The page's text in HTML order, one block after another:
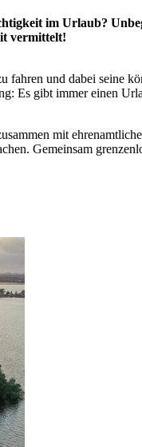
im Urlaub?
vermittelt!
fahren und dabei seine
Es gibt immer einen
mit
Gemeinsam